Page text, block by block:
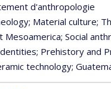
d'anthropologie
; Material culture;
Mesoamerica; Social
; Prehistory and
technology;